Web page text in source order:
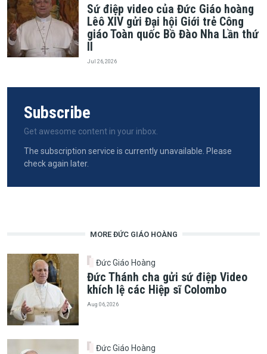
Sứ điệp video của Đức Giáo hoàng
Lêô XIV gửi Đại hội Giới trẻ Công
giáo Toàn quốc Bồ Đào Nha Lần thứ
II
Jul 26, 2026
Subscribe
Get awesome content in your inbox.
The subscription service is currently unavailable. Please
check again later.
MORE ĐỨC GIÁO HOÀNG
Đức Giáo Hoàng
Đức Thánh cha gửi sứ điệp Video
khích lệ các Hiệp sĩ Colombo
Aug 06, 2026
Đức Giáo Hoàng